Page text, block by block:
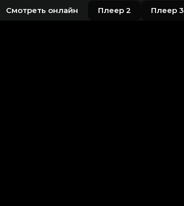
Смотреть онлайн Плеер 2 Плеер 3